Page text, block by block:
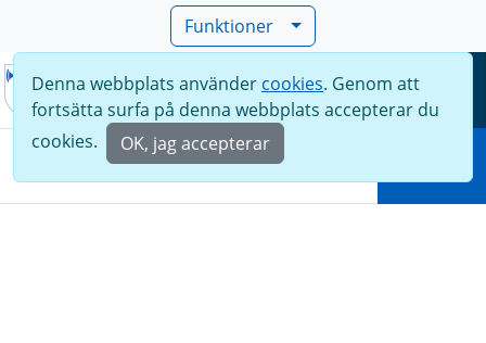
Funktioner
Meny
Denna webbplats använder cookies. Genom att
fortsätta surfa på denna webbplats accepterar du
cookies.
OK, jag accepterar